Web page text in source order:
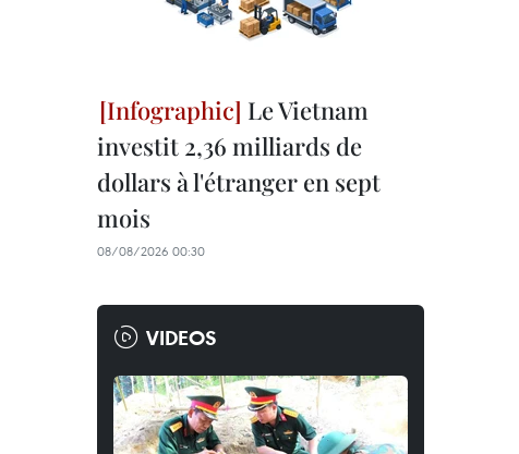
Le Vietnam
investit 2,36 milliards de
dollars à l'étranger en sept
mois
08/08/2026 00:30
VIDEOS